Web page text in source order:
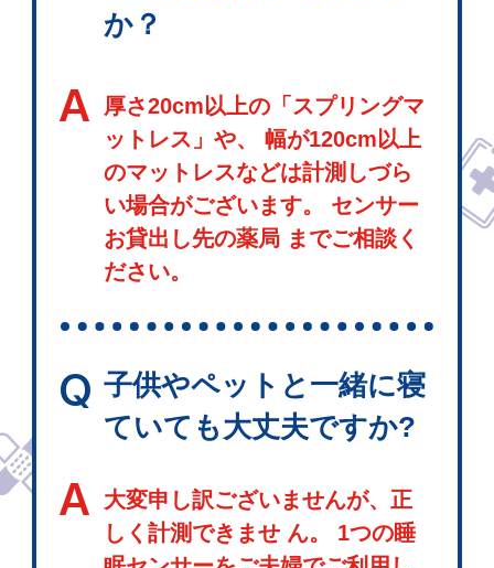
か？
A
厚さ20cm以上の「スプリングマ
ットレス」や、 幅が120cm以上
のマットレスなどは計測しづら
い場合がございます。 センサー
お貸出し先の薬局 までご相談く
ださい。
Q 子供やペットと一緒に寝
ていても大丈夫ですか?
A
大変申し訳ございませんが、正
しく計測できませ ん。 1つの睡